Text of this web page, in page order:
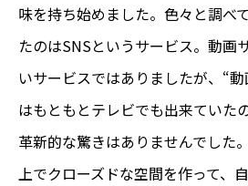
味を持ち始めました。色々と調べ
たのはSNSというサービス。動画
いサービスではありましたが、“
はもともとテレビでも出来ていた
革新的な驚きはありませんでした
上でクローズドな空間を作って、